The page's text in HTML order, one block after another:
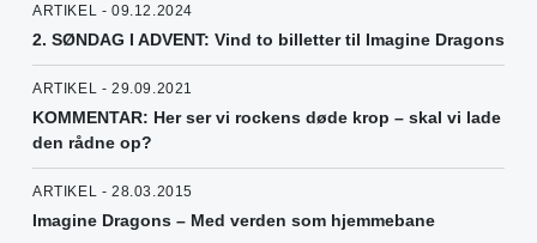
ARTIKEL - 09.12.2024
2. SØNDAG I ADVENT: Vind to billetter til Imagine Dragons
ARTIKEL - 29.09.2021
KOMMENTAR: Her ser vi rockens døde krop – skal vi lade
den rådne op?
ARTIKEL - 28.03.2015
Imagine Dragons – Med verden som hjemmebane